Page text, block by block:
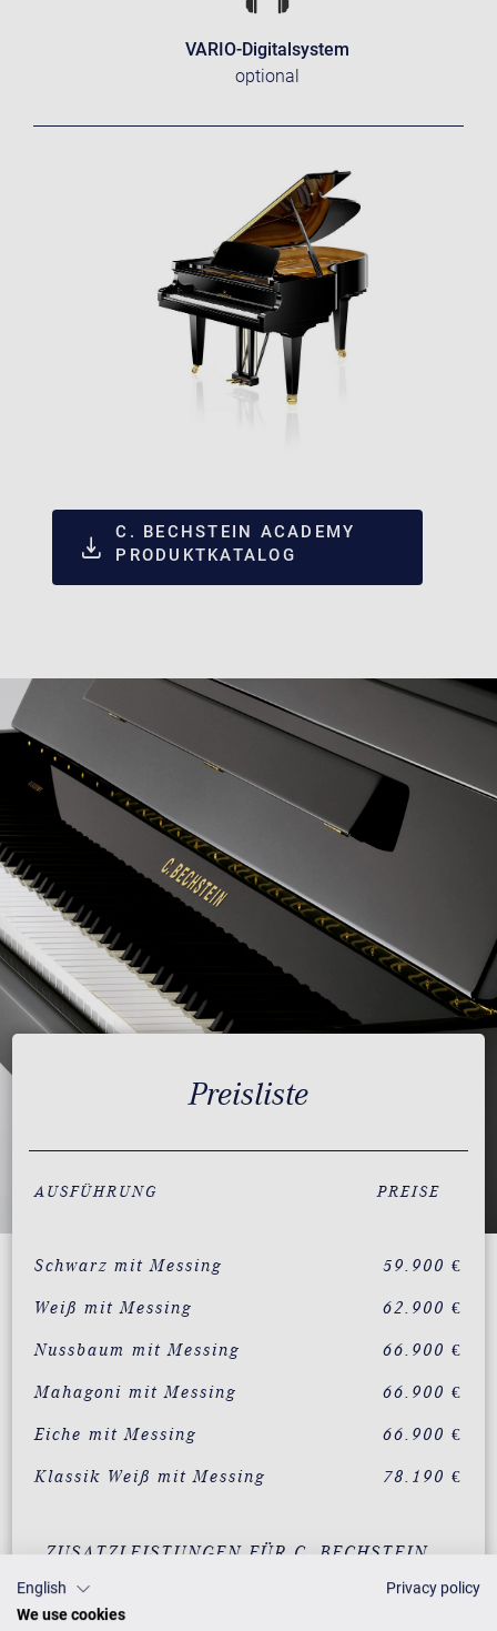
VARIO-Digitalsystem
optional
C. BECHSTEIN ACADEMY
PRODUKTKATALOG
Preisliste
AUSFÜHRUNG PREISE
Schwarz mit Messing 59.900 €
Weiß mit Messing 62.900 €
Nussbaum mit Messing 66.900 €
Mahagoni mit Messing 66.900 €
Eiche mit Messing 66.900 €
Klassik Weiß mit Messing 78.190 €
ZUSATZLEISTUNGEN FÜR C. BECHSTEIN
English
Privacy policy
We use cookies